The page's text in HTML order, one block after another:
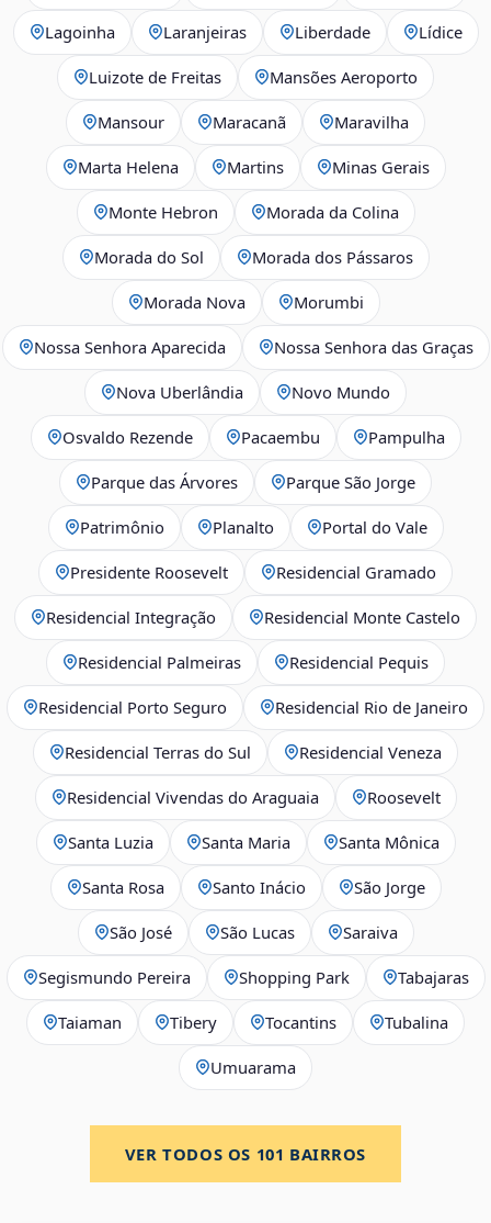
Lagoinha Laranjeiras Liberdade Lídice
Luizote de Freitas Mansões Aeroporto
Mansour Maracanã Maravilha
Marta Helena Martins Minas Gerais
Monte Hebron Morada da Colina
Morada do Sol Morada dos Pássaros
Morada Nova Morumbi
Nossa Senhora Aparecida Nossa Senhora das Graças
Nova Uberlândia Novo Mundo
Osvaldo Rezende Pacaembu Pampulha
Parque das Árvores Parque São Jorge
Patrimônio Planalto Portal do Vale
Presidente Roosevelt Residencial Gramado
Residencial Integração Residencial Monte Castelo
Residencial Palmeiras Residencial Pequis
Residencial Porto Seguro Residencial Rio de Janeiro
Residencial Terras do Sul Residencial Veneza
Residencial Vivendas do Araguaia Roosevelt
Santa Luzia Santa Maria Santa Mônica
Santa Rosa Santo Inácio São Jorge
São José São Lucas Saraiva
Segismundo Pereira Shopping Park Tabajaras
Taiaman Tibery Tocantins Tubalina
Umuarama
VER TODOS OS 101 BAIRROS